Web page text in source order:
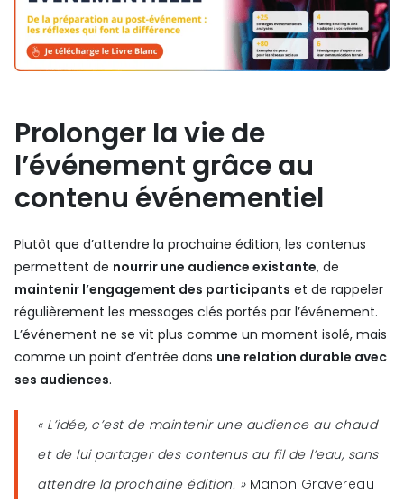
Prolonger la vie de
l’événement grâce au
contenu événementiel
Plutôt que d’attendre la prochaine édition, les contenus
permettent de nourrir une audience existante, de
maintenir l’engagement des participants et de rappeler
régulièrement les messages clés portés par l’événement.
L’événement ne se vit plus comme un moment isolé, mais
comme un point d’entrée dans une relation durable avec
ses audiences.
« L’idée, c’est de maintenir une audience au chaud
et de lui partager des contenus au fil de l’eau, sans
attendre la prochaine édition. » Manon Gravereau